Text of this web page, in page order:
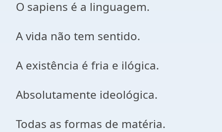
O sapiens é a linguagem.
A vida não tem sentido.
A existência é fria e ilógica.
Absolutamente ideológica.
Todas as formas de matéria.